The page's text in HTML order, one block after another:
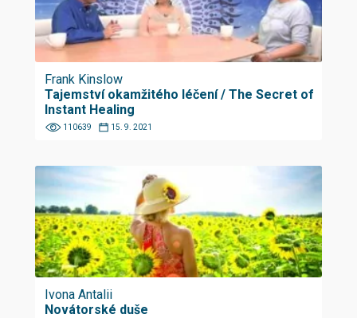
Frank Kinslow
Tajemství okamžitého léčení / The Secret of
Instant Healing
110639 15. 9. 2021
Ivona Antalii
Novátorské duše